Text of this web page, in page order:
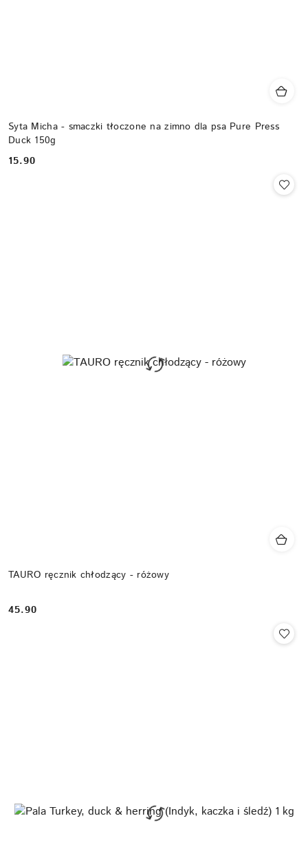
Syta Micha - smaczki tłoczone na zimno dla psa Pure Press
Duck 150g
Cena:
15.90
TAURO ręcznik chłodzący - różowy
Cena:
45.90